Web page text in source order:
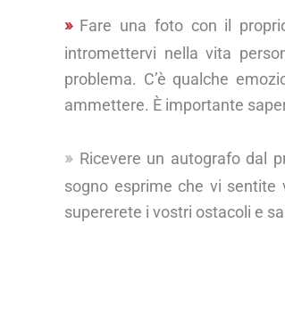
Fare una foto con il
intromettervi nella vita
problema. C’è qualche
ammettere. È importante
Ricevere un autografo dal
sogno esprime che vi sentite
supererete i vostri ostacoli e